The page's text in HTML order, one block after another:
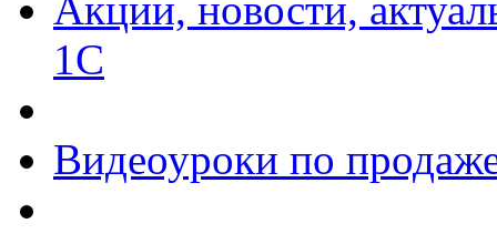
1С
Видеоуроки по